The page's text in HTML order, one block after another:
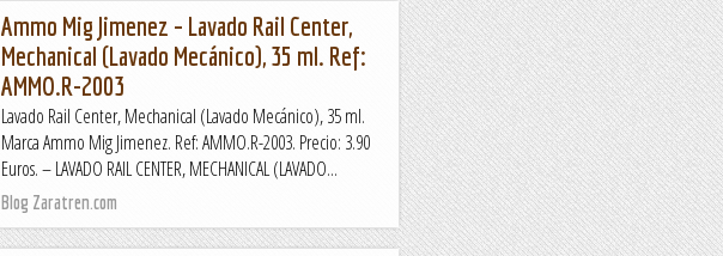
Ammo Mig Jimenez – Lavado Rail Center,
Mechanical (Lavado Mecánico), 35 ml. Ref:
AMMO.R-2003
Lavado Rail Center, Mechanical (Lavado Mecánico), 35 ml.
Marca Ammo Mig Jimenez. Ref: AMMO.R-2003. Precio: 3.90
Euros. – LAVADO RAIL CENTER, MECHANICAL (LAVADO...
Blog Zaratren.com